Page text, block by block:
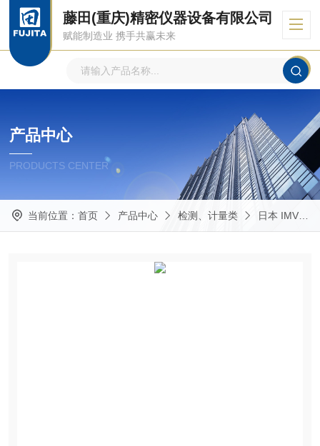
藤田(重庆)精密仪器设备有限公司
赋能制造业 携手共赢未来
产品中心
PRODUCTS CENTER
当前位置： 首页 产品中心 检测、计量类 日本 IMV 艾目微